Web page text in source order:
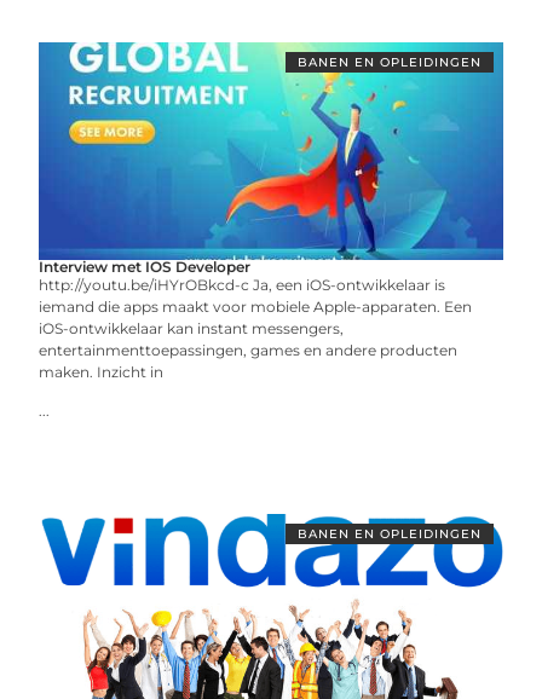
BANEN EN OPLEIDINGEN
Interview met IOS Developer
http://youtu.be/iHYrOBkcd-c Ja, een iOS-ontwikkelaar is
iemand die apps maakt voor mobiele Apple-apparaten. Een
iOS-ontwikkelaar kan instant messengers,
entertainmenttoepassingen, games en andere producten
maken. Inzicht in
...
BANEN EN OPLEIDINGEN